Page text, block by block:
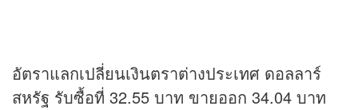
อัตราแลกเปลี่ยนเงินตราต่างประเทศ ดอลลาร์
สหรัฐ รับซื้อที่ 32.55 บาท ขายออก 34.04 บาท